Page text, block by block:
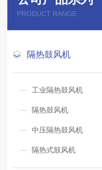
PRODUCT RANGE
隔热鼓风机
工业隔热鼓风机
隔热鼓风机
中压隔热鼓风机
隔热式鼓风机